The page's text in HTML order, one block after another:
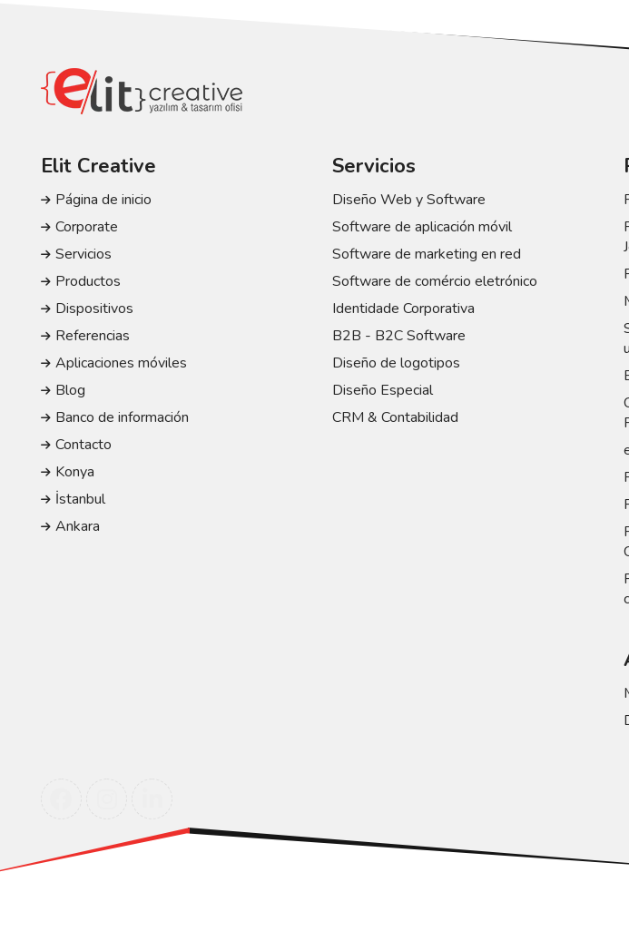
Elit Creative
Página de inicio
Corporate
Servicios
Productos
Dispositivos
Referencias
Aplicaciones móviles
Blog
Banco de información
Contacto
Konya
İstanbul
Ankara
Servicios
Diseño Web y Software
Software de aplicación móvil
Software de marketing en red
Software de comércio eletrónico
Identidade Corporativa
B2B - B2C Software
Diseño de logotipos
Diseño Especial
CRM & Contabilidad